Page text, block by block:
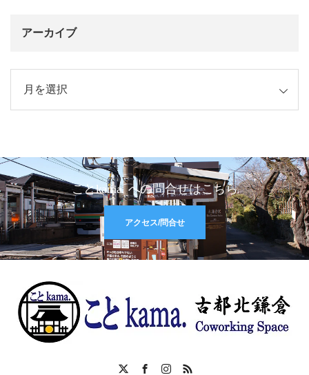
アーカイブ
ことkama. への問合せはこちら
アクセス/問合せ
FacebookInstagram